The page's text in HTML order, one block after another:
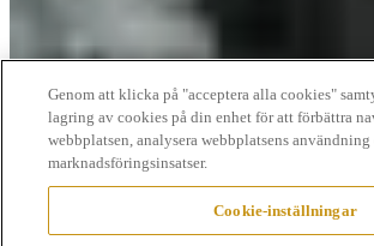
Genom att klicka på "acceptera alla cookies"
lagring av cookies på din enhet för att förbättra
webbplatsen, analysera webbplatsens
marknadsföringsinsatser.
Cookie-inställningar